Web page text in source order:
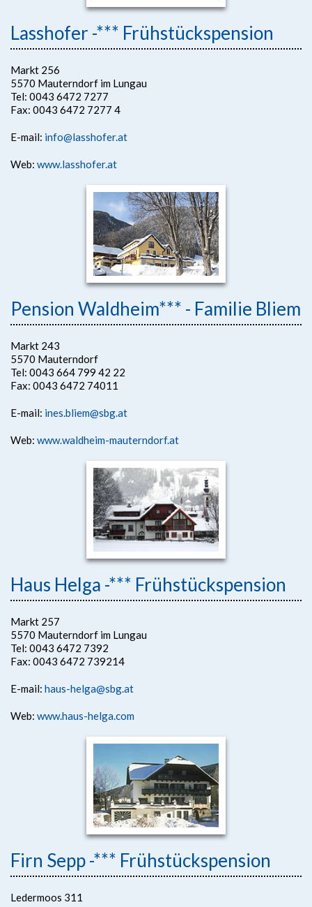
Lasshofer -*** Frühstückspension
Markt 256
5570 Mauterndorf im Lungau
Tel: 0043 6472 7277
Fax: 0043 6472 7277 4
E-mail: info@lasshofer.at
Web: www.lasshofer.at
Pension Waldheim*** - Familie Bliem
Markt 243
5570 Mauterndorf
Tel: 0043 664 799 42 22
Fax: 0043 6472 74011
E-mail: ines.bliem@sbg.at
Web: www.waldheim-mauterndorf.at
Haus Helga -*** Frühstückspension
Markt 257
5570 Mauterndorf im Lungau
Tel: 0043 6472 7392
Fax: 0043 6472 739214
E-mail: haus-helga@sbg.at
Web: www.haus-helga.com
Firn Sepp -*** Frühstückspension
Ledermoos 311